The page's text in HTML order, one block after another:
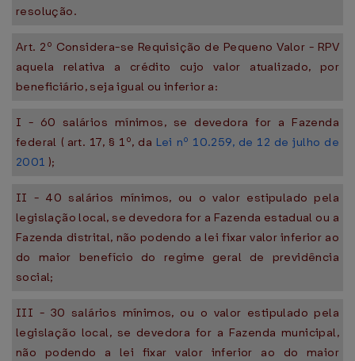
resolução.
Art. 2º Considera-se Requisição de Pequeno Valor - RPV
aquela relativa a crédito cujo valor atualizado, por
beneficiário, seja igual ou inferior a:
I - 60 salários mínimos, se devedora for a Fazenda
federal ( art. 17, § 1º, da Lei nº 10.259, de 12 de julho de
2001 );
II - 40 salários mínimos, ou o valor estipulado pela
legislação local, se devedora for a Fazenda estadual ou a
Fazenda distrital, não podendo a lei fixar valor inferior ao
do maior benefício do regime geral de previdência
social;
III - 30 salários mínimos, ou o valor estipulado pela
legislação local, se devedora for a Fazenda municipal,
não podendo a lei fixar valor inferior ao do maior